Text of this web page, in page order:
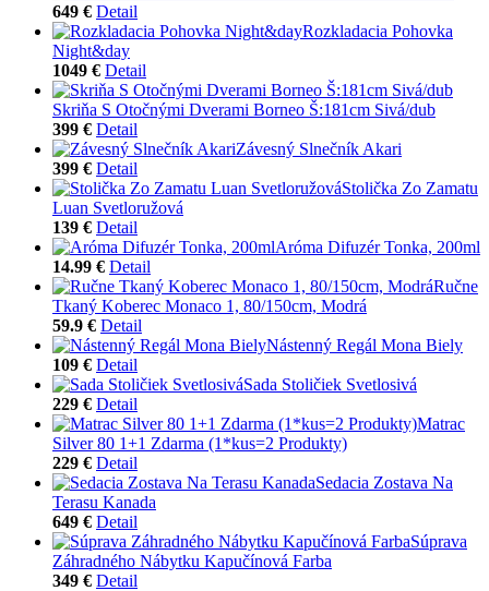
649 € Detail
Rozkladacia Pohovka
Night&day
1049 € Detail
Skriňa S Otočnými Dverami Borneo Š:181cm Sivá/dub
399 € Detail
Závesný Slnečník Akari
399 € Detail
Stolička Zo Zamatu
Luan Svetloružová
139 € Detail
Aróma Difuzér Tonka, 200ml
14.99 € Detail
Ručne
Tkaný Koberec Monaco 1, 80/150cm, Modrá
59.9 € Detail
Nástenný Regál Mona Biely
109 € Detail
Sada Stoličiek Svetlosivá
229 € Detail
Matrac
Silver 80 1+1 Zdarma (1*kus=2 Produkty)
229 € Detail
Sedacia Zostava Na
Terasu Kanada
649 € Detail
Súprava
Záhradného Nábytku Kapučínová Farba
349 € Detail